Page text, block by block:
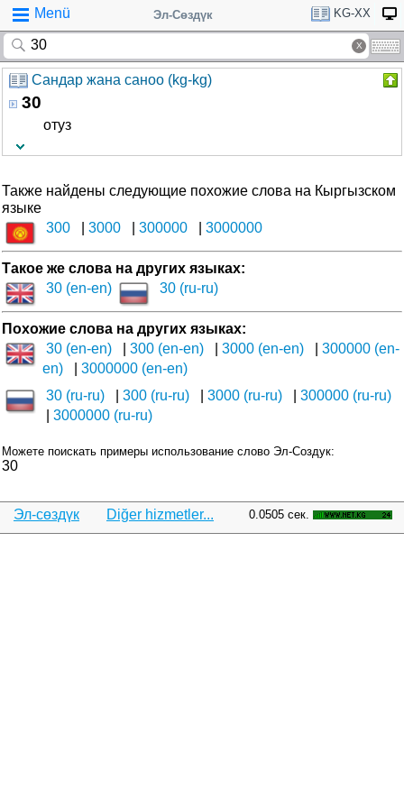
Menü Эл-Сөздүк KG-XX
Сандар жана саноо (kg-kg)
30
отуз
Также найдены следующие похожие слова на Кыргызском
языке
300
3000 300000 3000000
Такое же слова на других языках:
30 (en-en)
30 (ru-ru)
Похожие слова на других языках:
30 (en-en)
300 (en-en) 3000 (en-en)
300000 (en-
en)
3000000 (en-en)
30 (ru-ru)
300 (ru-ru) 3000 (ru-ru)
300000 (ru-ru)
3000000 (ru-ru)
Можете поискать примеры использование слово Эл-Создук:
30
Эл-сөздүк Diğer hizmetler... 0.0505 сек.